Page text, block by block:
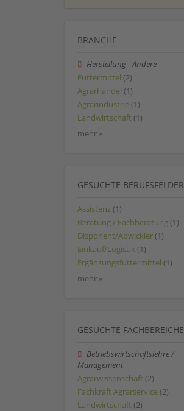
BRANCHE
Herstellung - Andere
Futtermittel (2)
Agrarhandel (1)
Agrarindustrie (1)
Landwirtschaft (1)
mehr »
GESUCHTE BERUFSFELDER
Assistenz (1)
Beratung / Fachberatung (1)
Disponent/Abwickler (1)
Einkauf/Logistik (1)
Ergänzungsfuttermittel (1)
mehr »
GESUCHTE FACHBEREICHE
Betriebswirtschaftslehre /
Management
Agrarwissenschaft (2)
Fachkraft Agrarservice (2)
Landwirtschaft (2)